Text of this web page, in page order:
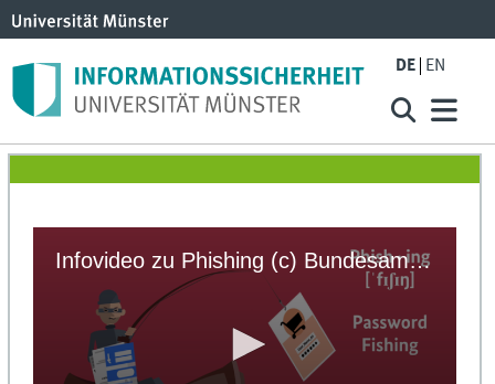
DE EN
Infovideo zu Phishing (c) Bundesamt für Informationssicherheit